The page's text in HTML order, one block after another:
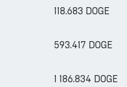
118.683 DOGE
593.417 DOGE
1 186.834 DOGE